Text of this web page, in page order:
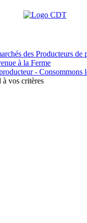
des Producteurs de
à la Ferme
- Consommons
à vos critères